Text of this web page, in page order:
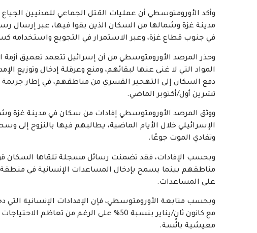
وأكد الأورومتوسطي أن عمليات القتل الجماعي للمدنيين
مدينة غزة وشمالها من السكان الذين بقوا فيها، عبر إرسال
في جنوب قطاع غزة، وعبر الاستمرار في التجويع واستخدامه
وحذر المرصد الأورومتوسطي من أن إسرائيل تتعمد تعميق أزمة
المواد التي لا غنى عنها لبقائهم، ومنع وعرقلة إدخال وتوزيع
دفع السكان إلى التهجير القسري من مناطقهم، في إطار جريمة
تشرين أول/أكتوبر الماضي.
ووثق المرصد الأورومتوسطي إفادات من سكان في مدينة غزة
الإسرائيلي خلال الأيام الماضية، يطالبهم فيها بالنزوح
وتفادي الموت جوعًا.
وبحسب الإفادات، فقد تضمنت رسائل مسجلة تلقاها السكان
مناطقهم بينما يسمح بإدخال المساعدات الإنسانية في
على المساعدات.
وبحسب متابعة الأورومتوسطي، فإن الإمدادات الإنسانية
معيشية بائسة.